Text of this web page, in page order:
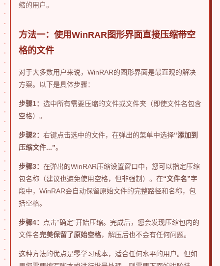
缩的用户。
方法一：使用WinRAR图形界面直接压缩带空
格的文件
对于大多数用户来说，WinRAR的图形界面是最直观的解决
方案。以下是具体步骤：
步骤1： 选中所有需要压缩的文件或文件夹（即使文件名包含
空格）。
步骤2： 右键点击选中的文件，在弹出的菜单中选择“添加到
压缩文件...”。
步骤3： 在弹出的WinRAR压缩设置窗口中，您可以指定压缩
包名称（建议也避免使用空格，但非强制）。在“文件名”字
段中，WinRAR会自动保留原始文件的完整路径和名称，包
括空格。
步骤4：
点击“确定”开始压缩。完成后，您会发现压缩包内的
文件名完美保留了原始空格，解压后也不会有任何问题。
这种方法的优点是零学习成本，适合任何水平的用户。但如